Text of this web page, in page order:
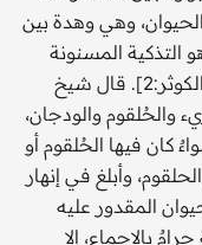
وهي وهدة بين
المسنونة
للإبل، لقوله تعالى: (فَصَلِّ لِرَبِّكَ وَانْحَرْ) [الكوثر:2]. قال شيخ
والحُلقوم والودجان،
كان فيها الحُلقوم أو
وأبلغ في إنهار
المقدور عليه
بالإجماع، إلا